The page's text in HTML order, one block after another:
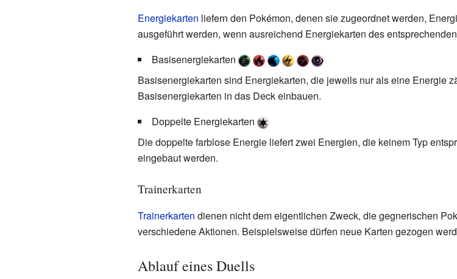
Energiekarten liefern den Pokémon, denen sie zugeordnet werden,
ausgeführt werden, wenn ausreichend Energiekarten des
Basisenergiekarten
Basisenergiekarten sind Energiekarten, die jeweils nur als eine Energie
Basisenergiekarten in das Deck einbauen.
Doppelte Energiekarten
Die doppelte farblose Energie liefert zwei Energien, die keinem Typ
eingebaut werden.
Trainerkarten
Trainerkarten dienen nicht dem eigentlichen Zweck, die gegnerischen
verschiedene Aktionen. Beispielsweise dürfen neue Karten gezogen
Ablauf eines Duells